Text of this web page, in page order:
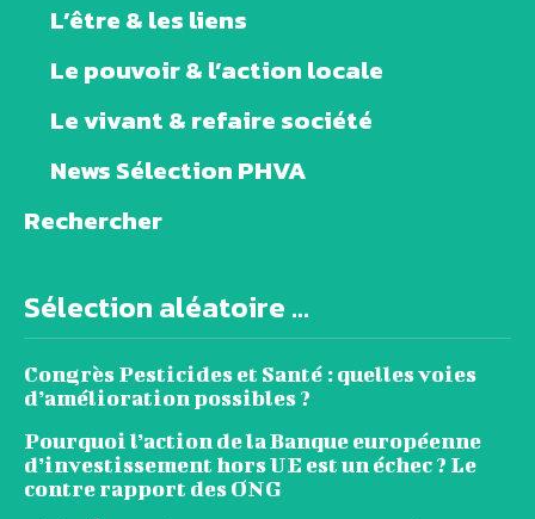
L’être & les liens
Le pouvoir & l’action locale
Le vivant & refaire société
News Sélection PHVA
Rechercher
Sélection aléatoire ...
Congrès Pesticides et Santé : quelles voies
d’amélioration possibles ?
Pourquoi l’action de la Banque européenne
d’investissement hors UE est un échec ? Le
contre rapport des ONG